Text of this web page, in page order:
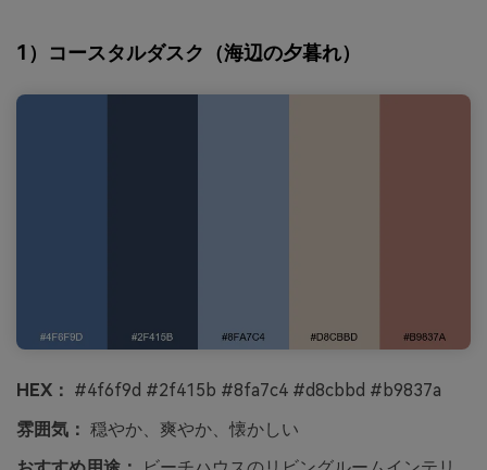
1）コースタルダスク（海辺の夕暮れ）
HEX： #4f6f9d #2f415b #8fa7c4 #d8cbbd #b9837a
雰囲気： 穏やか、爽やか、懐かしい